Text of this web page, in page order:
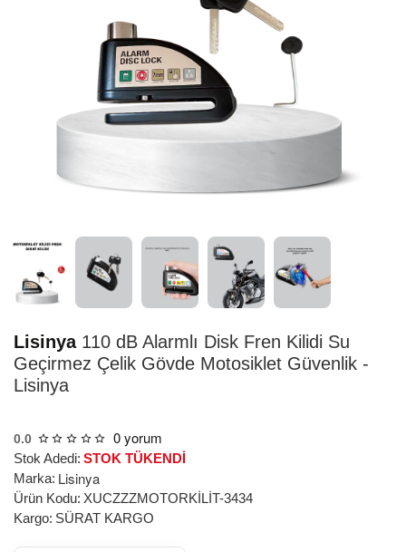
STOK TÜKENDİ
Lisinya110 dB Alarmlı Disk Fren Kilidi Su
Geçirmez Çelik Gövde Motosiklet Güvenlik -
Lisinya
0.0 0 yorum
Stok Adedi: STOK TÜKENDİ
Marka: Lisinya
Ürün Kodu: XUCZZZMOTORKİLİT-3434
Kargo: SÜRAT KARGO